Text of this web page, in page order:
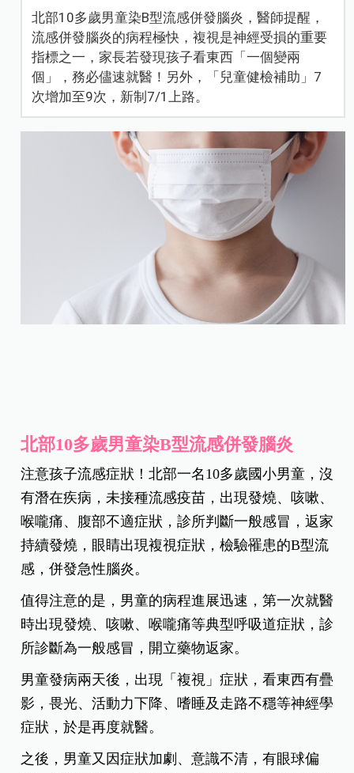
北部10多歲男童染B型流感併發腦炎，醫師提醒，
流感併發腦炎的病程極快，複視是神經受損的重要
指標之一，家長若發現孩子看東西「一個變兩
個」，務必儘速就醫！另外，「兒童健檢補助」7
次增加至9次，新制7/1上路。
北部10多歲男童染B型流感併發腦炎
注意孩子流感症狀！北部一名10多歲國小男童，沒
有潛在疾病，未接種流感疫苗，出現發燒、咳嗽、
喉嚨痛、腹部不適症狀，診所判斷一般感冒，返家
持續發燒，眼睛出現複視症狀，檢驗罹患的B型流
感，併發急性腦炎。
值得注意的是，男童的病程進展迅速，第一次就醫
時出現發燒、咳嗽、喉嚨痛等典型呼吸道症狀，診
所診斷為一般感冒，開立藥物返家。
男童發病兩天後，出現「複視」症狀，看東西有疊
影，畏光、活動力下降、嗜睡及走路不穩等神經學
症狀，於是再度就醫。
之後，男童又因症狀加劇、意識不清，有眼球偏